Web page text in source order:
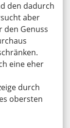
den dadurch
aber
den Genuss
eine eher
durch
obersten